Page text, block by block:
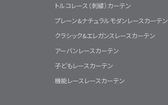
トルコレース（刺繍）カーテン
プレーン&ナチュラルモダンレースカーテン
クラシック&エレガンスレースカーテン
アーバンレースカーテン
子どもレースカーテン
機能レースレースカーテン